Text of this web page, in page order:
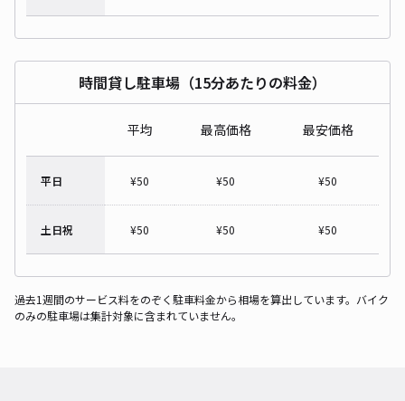
時間貸し駐車場（15分あたりの料金）
平均 最高価格 最安価格
平日 ¥50 ¥50 ¥50
土日祝 ¥50 ¥50 ¥50
過去1週間のサービス料をのぞく駐車料金から相場を算出しています。バイク
のみの駐車場は集計対象に含まれていません。